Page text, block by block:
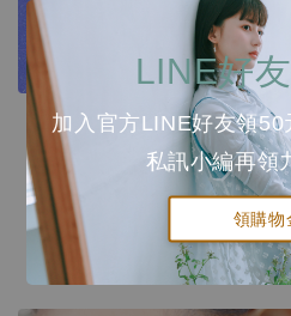
LINE好
加入官方LINE好友領50
私訊小編再領
領購物
ocean diary 海
Love Mother
把海螺放在耳邊傾聽，就
可以混搭海洋生